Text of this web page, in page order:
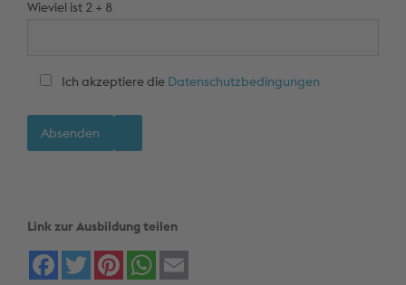
Wieviel ist 2 + 8
Ich akzeptiere die Datenschutzbedingungen
Link zur Ausbildung teilen
Facebook
Twitter
Pinterest
WhatsApp